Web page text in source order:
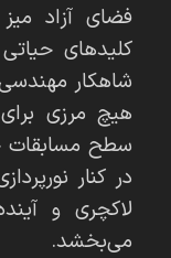
فضای آزاد
کلیدهای
شاهکار
هیچ مرزی
سطح مسابقات
لاکچری و
می‌بخشد.